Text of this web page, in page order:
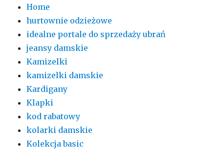
Home
hurtownie odzieżowe
idealne portale do sprzedaży ubrań
jeansy damskie
Kamizelki
kamizelki damskie
Kardigany
Klapki
kod rabatowy
kolarki damskie
Kolekcja basic